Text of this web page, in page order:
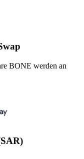
BONE werden an